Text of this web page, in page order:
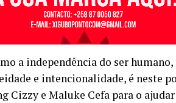
a independência do ser
e intencionalidade, é neste
Cizzy e Maluke Cefa para o